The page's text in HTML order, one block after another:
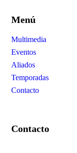
Menú
Multimedia
Eventos
Aliados
Temporadas
Contacto
Contacto